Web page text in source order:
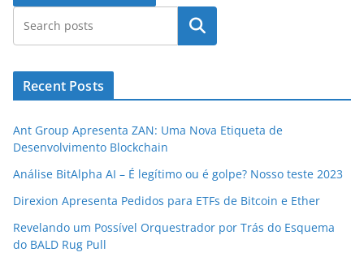
Pesquisar
Recent Posts
Ant Group Apresenta ZAN: Uma Nova Etiqueta de
Desenvolvimento Blockchain
Análise BitAlpha AI – É legítimo ou é golpe? Nosso teste 2023
Direxion Apresenta Pedidos para ETFs de Bitcoin e Ether
Revelando um Possível Orquestrador por Trás do Esquema
do BALD Rug Pull